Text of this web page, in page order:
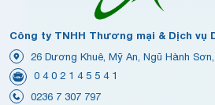
Công ty TNHH Thương mại & Dịch vụ
26 Dương Khuê, Mỹ An, Ngũ Hành
0 4 0 2 1 4 5 5 4 1
0236 7 307 797